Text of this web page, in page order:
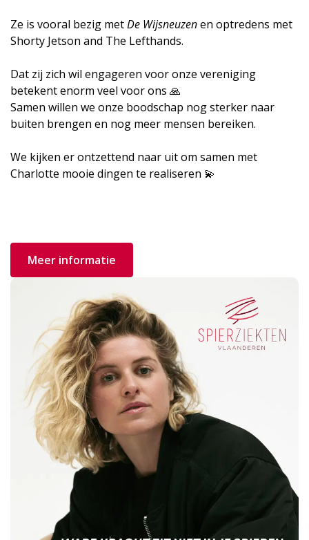
Ze is vooral bezig metDe Wijsneuzenen optredens met
Shorty Jetson and The Lefthands.
Dat zij zich wil engageren voor onze vereniging
betekent enorm veel voor ons 🙏
Samen willen we onze boodschap nog sterker naar
buiten brengen en nog meer mensen bereiken.
We kijken er ontzettend naar uit om samen met
Charlotte mooie dingen te realiseren 💫
Meer informatie